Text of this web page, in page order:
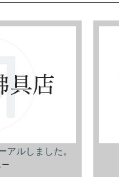
アルしました。
ー